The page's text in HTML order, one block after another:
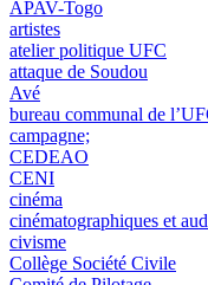
APAV-Togo
artistes
atelier politique UFC
attaque de Soudou
Avé
bureau communal de
campagne;
CEDEAO
CENI
cinéma
cinématographiques et
civisme
Collège Société Civile